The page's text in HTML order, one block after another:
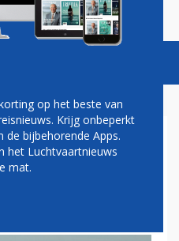
Vacatures
CFDT:
op het beste van
Krijg onbeperkt
bijbehorende Apps.
het Luchtvaartnieuws
mat.